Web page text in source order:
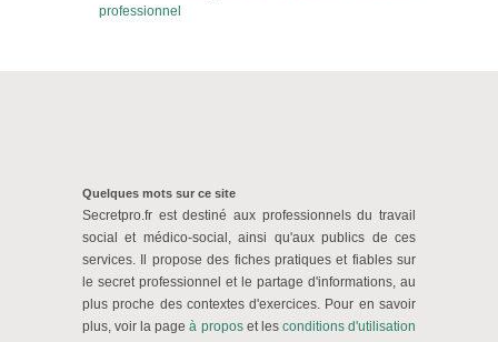
professionnel
Quelques mots sur ce site
Secretpro.fr est destiné aux professionnels du travail
social et médico-social, ainsi qu'aux publics de ces
services. Il propose des fiches pratiques et fiables sur
le secret professionnel et le partage d'informations, au
plus proche des contextes d'exercices. Pour en savoir
plus, voir la pageà proposet les conditions d'utilisation